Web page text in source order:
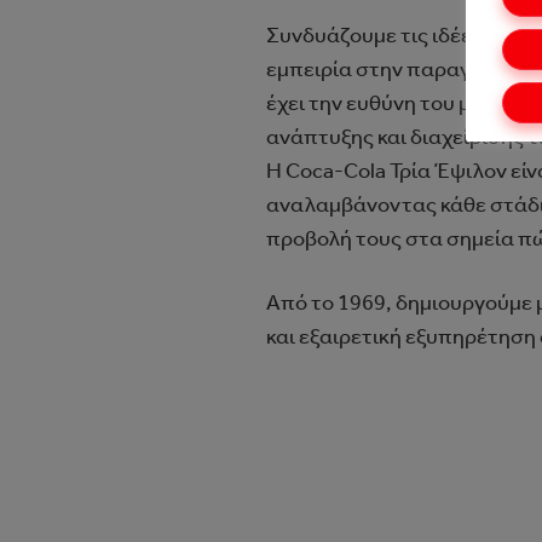
Συνδυάζουμε τις ιδέες,
εμπειρία στην παραγωγή
έχει την ευθύνη του
ανάπτυξης και
Η Coca-Cola Τρία Έψιλον
αναλαμβάνοντας κάθε
προβολή τους στα σημεία
Από το 1969, δημιουργούμε
και εξαιρετική